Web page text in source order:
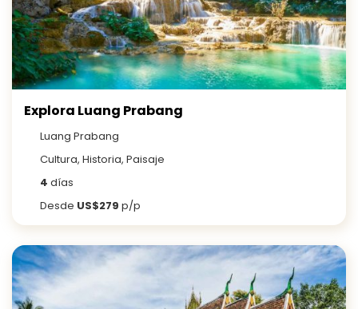
Explora Luang Prabang
Luang Prabang
Cultura, Historia, Paisaje
4 días
Desde US$279 p/p